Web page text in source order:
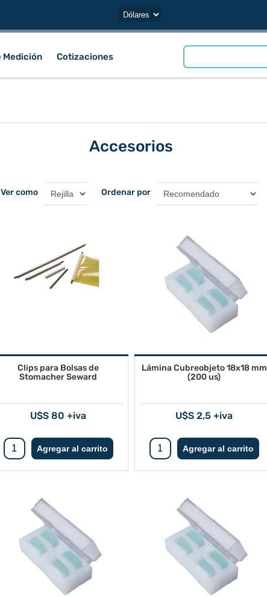
Medición Cotizaciones
Accesorios
Ver como Ordenar por
Clips para Bolsas de
Stomacher Seward
U$S 80 +iva
Lámina Cubreobjeto 18x18 mm
(200 us)
U$S 2,5 +iva